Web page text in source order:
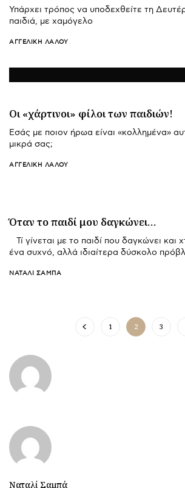
Υπάρχει τρόπος να υποδεχθείτε τη
παιδιά, με χαμόγελο
ΑΓΓΕΛΙΚΉ ΛΆΛΟΥ
Οι «χάρτινοι» φίλοι των παιδιών!
Εσάς με ποιον ήρωα είναι «κολλημένα»
μικρά σας;
ΑΓΓΕΛΙΚΉ ΛΆΛΟΥ
Όταν το παιδί μου δαγκώνει…
Τί γίνεται με το παιδί που δαγκώνει και
ένα συχνό, αλλά ιδιαίτερα δύσκολο
ΝΑΤΑΛΊ ΣΑΜΠΆ
1 2 3
Ναταλί Σαμπά